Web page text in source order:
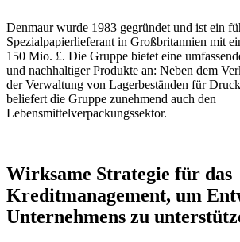
Denmaur wurde 1983 gegründet und ist ein
Spezialpapierlieferant in Großbritannien mit
150 Mio. £. Die Gruppe bietet eine
und nachhaltiger Produkte an: Neben dem
der Verwaltung von Lagerbeständen für
beliefert die Gruppe zunehmend auch den
Lebensmittelverpackungssektor.
Wirksame Strategie für das
Kreditmanagement, um
Unternehmens zu